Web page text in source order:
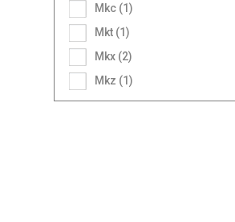
Mkc (1)
Mkt (1)
Mkx (2)
Mkz (1)